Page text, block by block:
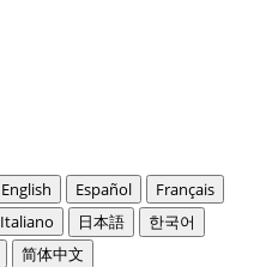
English Español
Français
Italiano 日本語
한국어
简体中文